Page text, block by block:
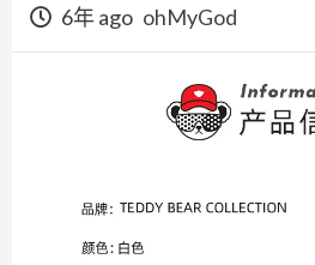
6年 ago ohMyGod